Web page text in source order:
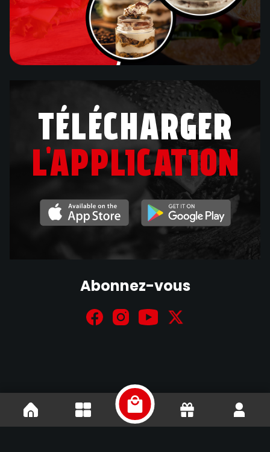
TÉLÉCHARGER
L'APPLICATION
Abonnez-vous